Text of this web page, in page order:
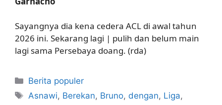
Sayangnya dia kena cedera ACL di awal tahun
2026 ini. Sekarang lagi | pulih dan belum main
lagi sama Persebaya doang. (rda)
Kategori
Berita populer
Tag
Asnawi, Berekan, Bruno, dengan, Liga,